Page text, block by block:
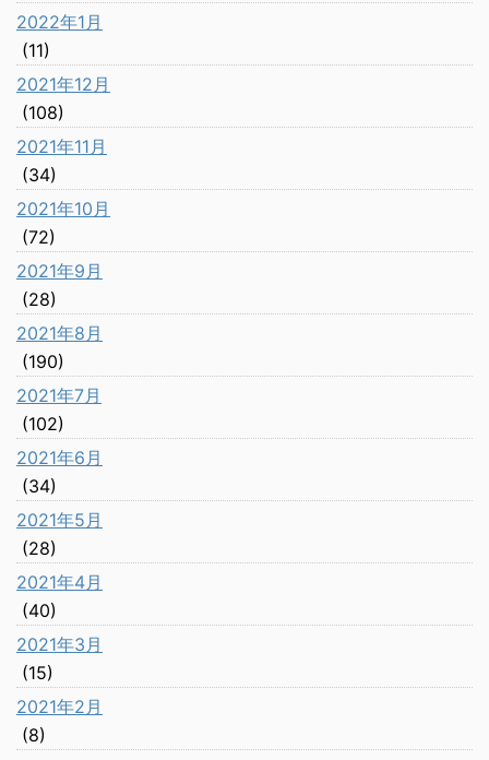
2022年1月
(11)
2021年12月
(108)
2021年11月
(34)
2021年10月
(72)
2021年9月
(28)
2021年8月
(190)
2021年7月
(102)
2021年6月
(34)
2021年5月
(28)
2021年4月
(40)
2021年3月
(15)
2021年2月
(8)